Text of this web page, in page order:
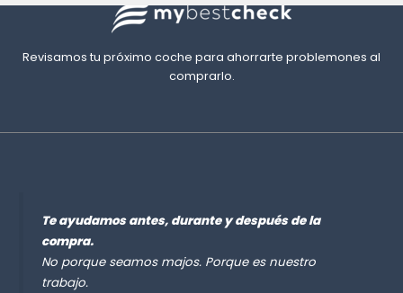
Revisamos tu próximo coche para ahorrarte problemones al
comprarlo.
Te ayudamos antes, durante y después de la
compra.
No porque seamos majos. Porque es nuestro
trabajo.